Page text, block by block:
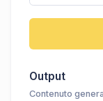
Output
Contenuto